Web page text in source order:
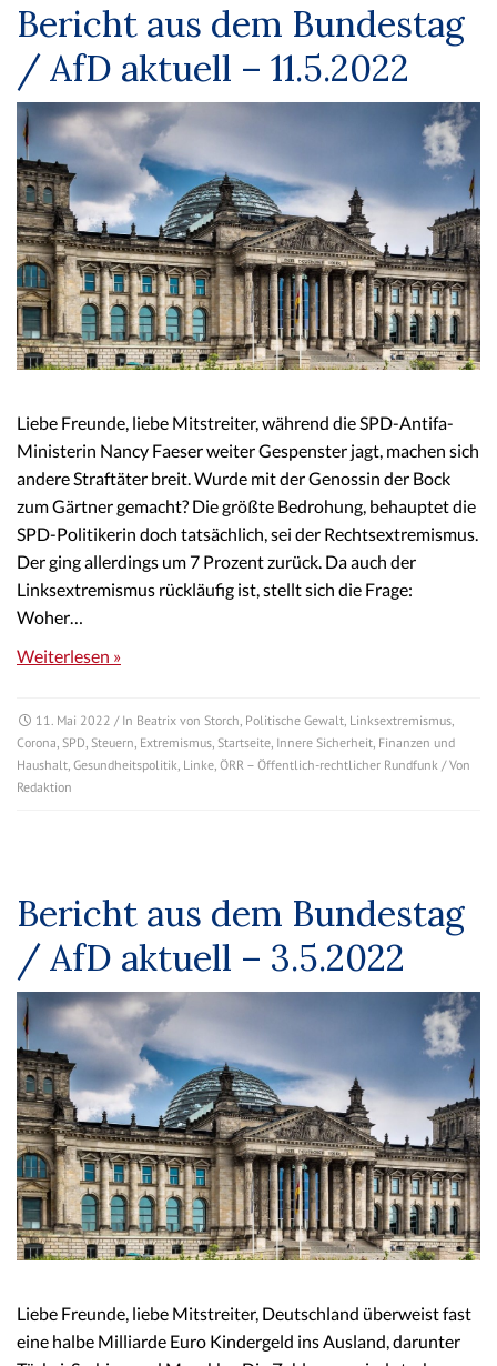
Bericht aus dem Bundestag
/ AfD aktuell – 11.5.2022
Liebe Freunde, liebe Mitstreiter, während die SPD-Antifa-
Ministerin Nancy Faeser weiter Gespenster jagt, machen sich
andere Straftäter breit. Wurde mit der Genossin der Bock
zum Gärtner gemacht? Die größte Bedrohung, behauptet die
SPD-Politikerin doch tatsächlich, sei der Rechtsextremismus.
Der ging allerdings um 7 Prozent zurück. Da auch der
Linksextremismus rückläufig ist, stellt sich die Frage:
Woher…
Weiterlesen »
11. Mai 2022 / In Beatrix von Storch, Politische Gewalt, Linksextremismus,
Corona, SPD, Steuern, Extremismus, Startseite, Innere Sicherheit, Finanzen und
Haushalt, Gesundheitspolitik, Linke, ÖRR – Öffentlich-rechtlicher Rundfunk / Von
Redaktion
Bericht aus dem Bundestag
/ AfD aktuell – 3.5.2022
Liebe Freunde, liebe Mitstreiter, Deutschland überweist fast
eine halbe Milliarde Euro Kindergeld ins Ausland, darunter